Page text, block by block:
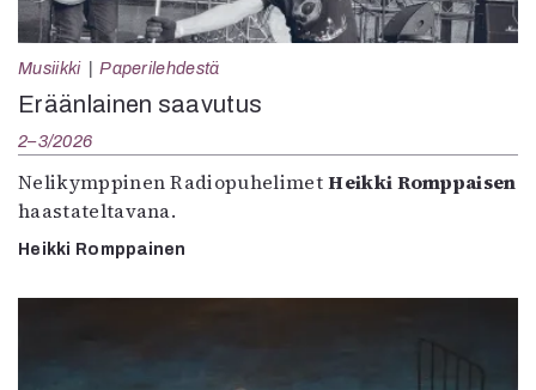
Musiikki Paperilehdestä
Eräänlainen saavutus
2–3/2026
Nelikymppinen RadiopuhelimetHeikki Romppaisen
haastateltavana.
Heikki Romppainen